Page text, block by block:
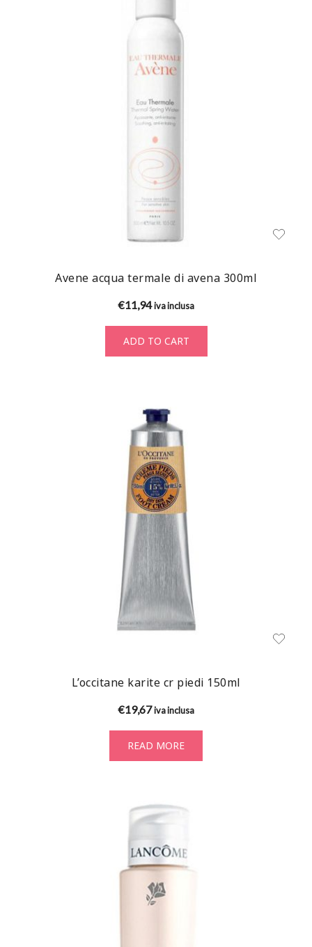
Avene acqua termale di avena 300ml
€11,94iva inclusa
ADD TO CART
L’occitane karite cr piedi 150ml
€19,67iva inclusa
READ MORE